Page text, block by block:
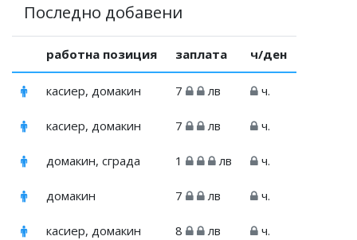
Последно добавени
работна позиция заплата ч/ден
касиер, домакин 7 лв ч.
касиер, домакин 7 лв ч.
домакин, сграда 1 лв ч.
домакин 7 лв ч.
касиер, домакин 8 лв ч.